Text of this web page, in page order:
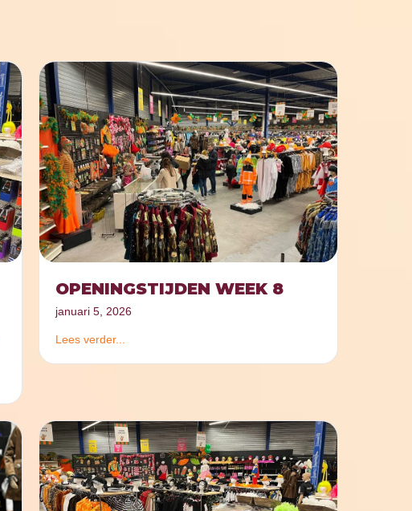
OPENINGSTIJDEN WEEK 8
januari 5, 2026
Lees verder...